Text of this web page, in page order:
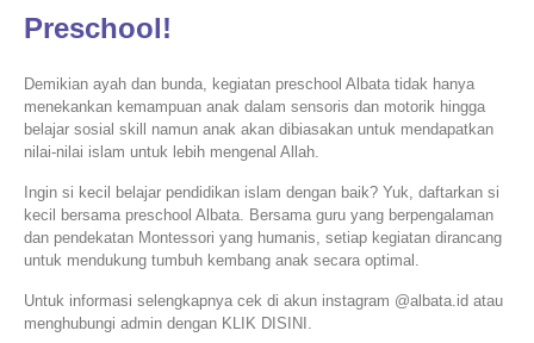
Preschool!
Demikian ayah dan bunda, kegiatan preschool Albata tidak hanya
menekankan kemampuan anak dalam sensoris dan motorik hingga
belajar sosial skill namun anak akan dibiasakan untuk mendapatkan
nilai-nilai islam untuk lebih mengenal Allah.
Ingin si kecil belajar pendidikan islam dengan baik? Yuk, daftarkan si
kecil bersama preschool Albata. Bersama guru yang berpengalaman
dan pendekatan Montessori yang humanis, setiap kegiatan dirancang
untuk mendukung tumbuh kembang anak secara optimal.
Untuk informasi selengkapnya cek di akun instagram @albata.id atau
menghubungi admin dengan KLIK DISINI.